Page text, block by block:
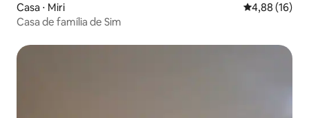
Casa ⋅ Miri 4,88 de uma
4,88 (16)
Casa de família de Sim